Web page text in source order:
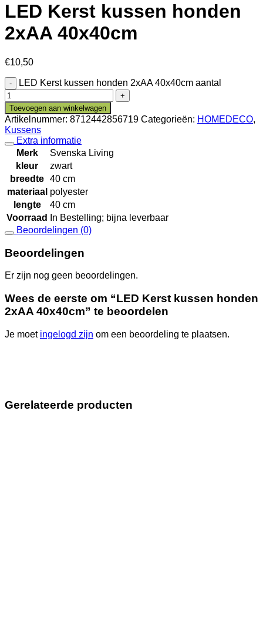
LED Kerst kussen honden
2xAA 40x40cm
€10,50
LED Kerst kussen honden 2xAA 40x40cm aantal
Toevoegen aan winkelwagen
Artikelnummer: 8712442856719 Categorieën: HOMEDECO,
Kussens
Extra informatie
Merk
Svenska Living
kleur
zwart
breedte 40 cm
materiaal polyester
lengte
40 cm
Voorraad
In Bestelling; bijna leverbaar
Beoordelingen (0)
Beoordelingen
Er zijn nog geen beoordelingen.
Wees de eerste om “LED Kerst kussen honden
2xAA 40x40cm” te beoordelen
Je moet ingelogd zijn om een beoordeling te plaatsen.
Gerelateerde producten